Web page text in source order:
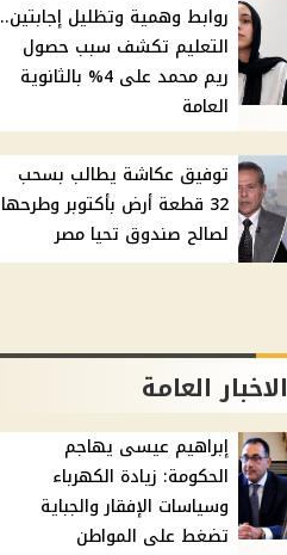
روابط وهمية وتظليل إجابتين..
التعليم تكشف سبب حصول
ريم محمد على 4% بالثانوية
العامة
توفيق عكاشة يطالب بسحب
32 قطعة أرض بأكتوبر وطرحها
لصالح صندوق تحيا مصر
الاخبار العامة
إبراهيم عيسى يهاجم
الحكومة: زيادة الكهرباء
وسياسات الإفقار والجباية
تضغط على المواطن